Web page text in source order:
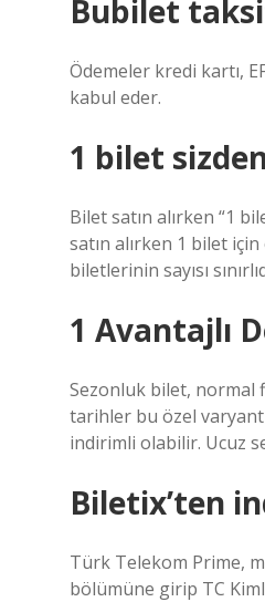
Bubilet
Ödemeler kredi kartı,
kabul eder.
1 bilet
Bilet satın alırken “1
satın alırken 1 bilet
biletlerinin sayısı
1 Avantajlı
Sezonluk bilet, normal
tarihler bu özel varyant
indirimli olabilir. Ucuz
Biletix’ten
Türk Telekom Prime,
bölümüne girip TC